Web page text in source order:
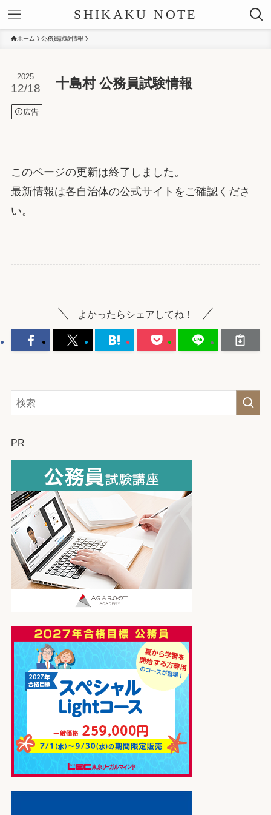
SHIKAKU NOTE
ホーム 公務員試験情報
十島村 公務員試験情報
2025
12/18
広告
このページの更新は終了しました。
最新情報は各自治体の公式サイトをご確認くださ
い。
よかったらシェアしてね！
PR